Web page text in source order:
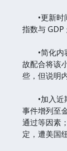
•更新时
指数与 GDP
•简化内容
故配合将该
些，但说明
•加入近
事件增列至
通过等因素
定，遭美国